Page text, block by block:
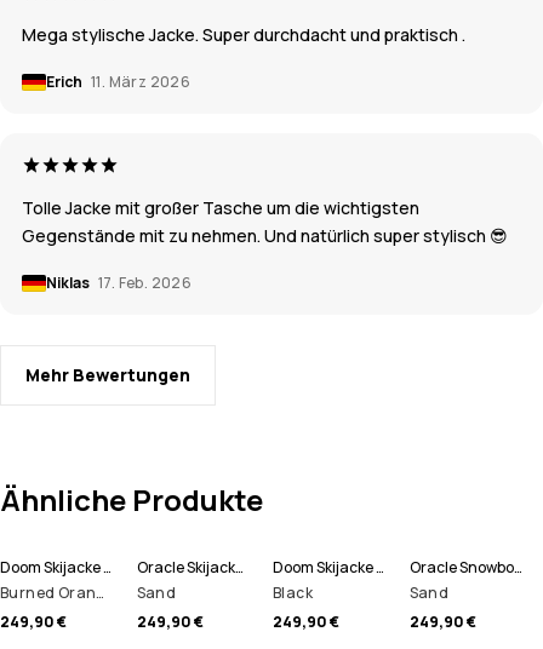
Mega stylische Jacke. Super durchdacht und praktisch .
Erich 11. März 2026
Tolle Jacke mit großer Tasche um die wichtigsten
Gegenstände mit zu nehmen. Und natürlich super stylisch 😎
Niklas 17. Feb. 2026
Mehr Bewertungen
Ähnliche Produkte
Doom Skijacke Herren
Burned Orange/Black
249,90 €
Oracle Skijacke Herren
Sand
249,90 €
Doom Skijacke Herren
Black
249,90 €
Oracle Snowboardjacke Herren
Sand
249,90 €